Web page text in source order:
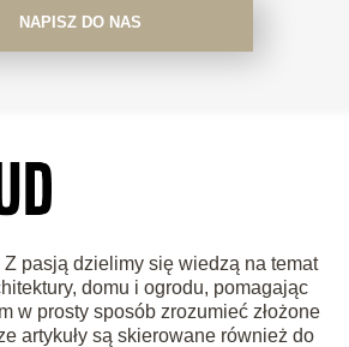
NAPISZ DO NAS
pasją dzielimy się wiedzą na temat
domu i ogrodu, pomagając
w prosty sposób zrozumieć złożone
artykuły są skierowane również do